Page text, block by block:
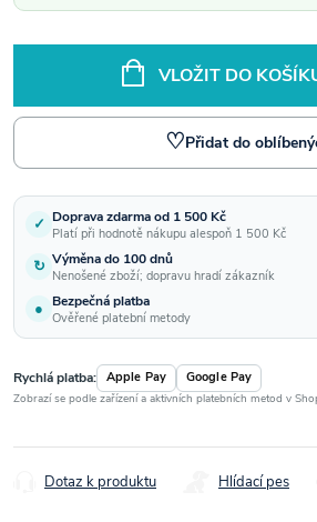
VLOŽIT DO
♡Přidat do
✓ Doprava zdarma od 1 500 Kč
Platí při hodnotě nákupu alespoň 1 500 Kč
↻ Výměna do 100 dnů
Nenošené zboží; dopravu hradí zákazník
● Bezpečná platba
Ověřené platební metody
Rychlá platba: Apple Pay Google Pay
Zobrazí se podle zařízení a aktivních platebních metod v
Dotaz k produktu Hlídací pes